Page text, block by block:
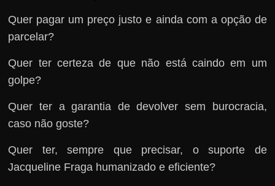
Quer pagar um preço justo e ainda com a opção de
parcelar?
Quer ter certeza de que não está caindo em um
golpe?
Quer ter a garantia de devolver sem burocracia,
caso não goste?
Quer ter, sempre que precisar, o suporte de
Jacqueline Fraga humanizado e eficiente?